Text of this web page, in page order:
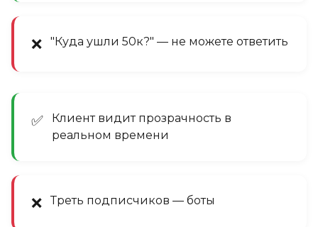
❌ "Куда ушли 50к?" — не можете ответить
✅
Клиент видит прозрачность в
реальном времени
❌ Треть подписчиков — боты